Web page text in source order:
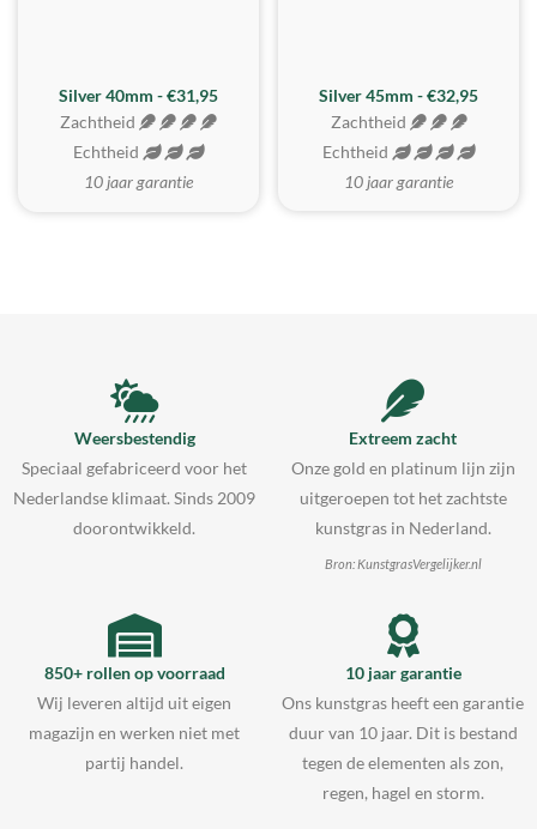
Silver 40mm - €31,95
Zachtheid
Echtheid
10 jaar garantie
MEEST GEKOZEN
Silver 45mm - €32,95
Zachtheid
Echtheid
10 jaar garantie
Weersbestendig
Speciaal gefabriceerd voor het
Nederlandse klimaat. Sinds 2009
doorontwikkeld.
Extreem zacht
Onze gold en platinum lijn zijn
uitgeroepen tot het zachtste
kunstgras in Nederland.
Bron: KunstgrasVergelijker.nl
850+ rollen op voorraad
Wij leveren altijd uit eigen
magazijn en werken niet met
partij handel.
10 jaar garantie
Ons kunstgras heeft een garantie
duur van 10 jaar. Dit is bestand
tegen de elementen als zon,
regen, hagel en storm.